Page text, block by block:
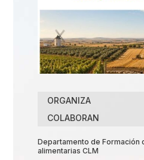
ORGANIZA
COLABORAN
Departamento de
alimentarias CLM